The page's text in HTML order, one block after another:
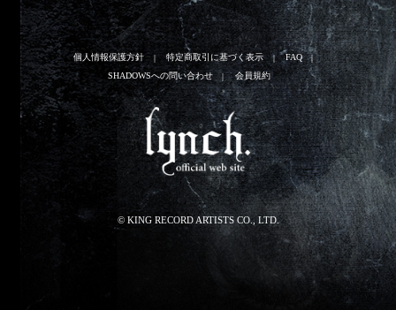
個人情報保護方針 特定商取引に基づく表示
FAQ
SHADOWSへの問い合わせ
会員規約
© KING RECORD ARTISTS CO., LTD.